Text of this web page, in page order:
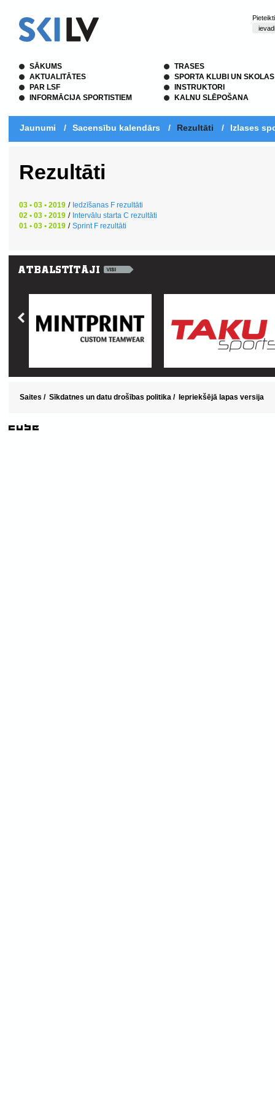
SĀKUMS
AKTUALITĀTES
PAR LSF
INFORMĀCIJA SPORTISTIEM
TRASES
SPORTA KLUBI UN SKOLAS
INSTRUKTORI
KALNU SLĒPOŠANA
Jaunumi / Sacensību kalendārs / Rezultāti / Izlases
Rezultāti
03 • 03 • 2019 / Iedzīšanas F rezultāti
02 • 03 • 2019 / Intervālu starta C rezultāti
01 • 03 • 2019 / Sprint F rezultāti
Saites / Sīkdatnes un datu drošības politika / Iepriekšējā lapas versija